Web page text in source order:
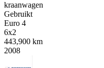
kraanwagen
Gebruikt
Euro 4
6x2
443,900 km
2008